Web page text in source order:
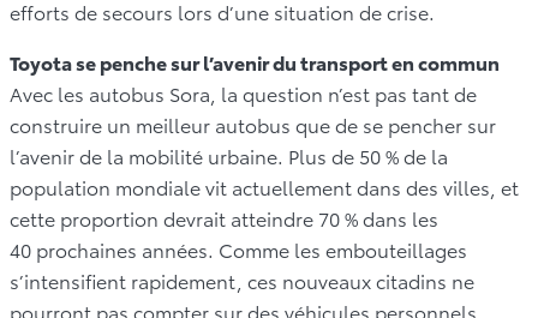
efforts de secours lors d’une situation de crise.
Toyota se penche sur l’avenir du transport en commun
Avec les autobus Sora, la question n’est pas tant de
construire un meilleur autobus que de se pencher sur
l’avenir de la mobilité urbaine. Plus de 50 % de la
population mondiale vit actuellement dans des villes, et
cette proportion devrait atteindre 70 % dans les
40 prochaines années. Comme les embouteillages
s’intensifient rapidement, ces nouveaux citadins ne
pourront pas compter sur des véhicules personnels